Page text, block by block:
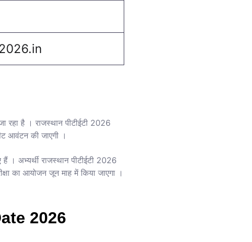
रहा है । राजस्थान पीटीईटी 2026
आवंटन की जाएगी ।
। अभ्यर्थी राजस्थान पीटीईटी 2026
का आयोजन जून माह में किया जाएगा ।
2026